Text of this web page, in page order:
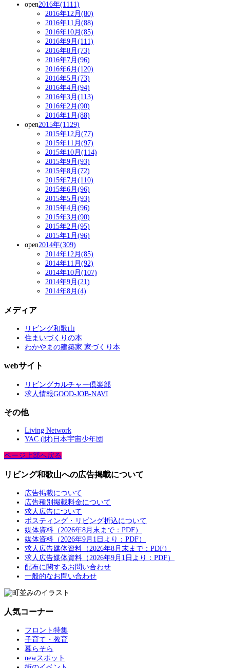
open2016年(1111)
2016年12月(80)
2016年11月(88)
2016年10月(85)
2016年9月(111)
2016年8月(73)
2016年7月(96)
2016年6月(120)
2016年5月(73)
2016年4月(94)
2016年3月(113)
2016年2月(90)
2016年1月(88)
open2015年(1129)
2015年12月(77)
2015年11月(97)
2015年10月(114)
2015年9月(93)
2015年8月(72)
2015年7月(110)
2015年6月(96)
2015年5月(93)
2015年4月(96)
2015年3月(90)
2015年2月(95)
2015年1月(96)
open2014年(309)
2014年12月(85)
2014年11月(92)
2014年10月(107)
2014年9月(21)
2014年8月(4)
メディア
リビング和歌山
住まいづくりの本
わかやまの建築家 家づくり本
webサイト
リビングカルチャー倶楽部
求人情報GOOD-JOB-NAVI
その他
Living Network
YAC (財)日本宇宙少年団
ページ上部へ戻る
リビング和歌山への広告掲載について
広告掲載について
広告種別掲載料金について
求人広告について
ポスティング・リビング折込について
媒体資料（2026年8月末まで：PDF）
媒体資料（2026年9月1日より：PDF）
求人広告媒体資料（2026年8月末まで：PDF）
求人広告媒体資料（2026年9月1日より：PDF）
配布に関するお問い合わせ
一般的なお問い合わせ
人気コーナー
フロント特集
子育て・教育
暮らそら
newスポット